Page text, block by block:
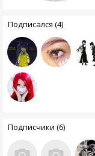
Подписался (4)
Подписчики (6)